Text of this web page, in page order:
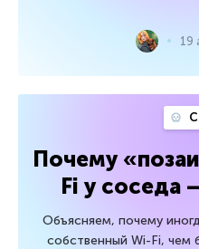
19
Почему
Fi у соседа
Объясняем, почему
собственный Wi-Fi, чем